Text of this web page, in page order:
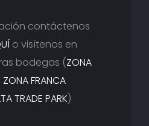
contáctenos
o visítenos en
bodegas (ZONA
ZONA FRANCA
TRADE PARK)